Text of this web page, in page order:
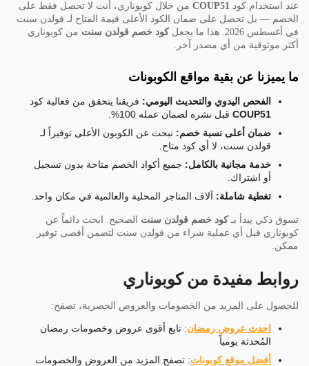
عند استخدام كود COUP51 من خلال كوبوناري، أنت لا تحصل فقط على
الخصم — بل تحصل على ضمان الكود الأعلى قيمة المتاح لـ قولدن سنت
في أغسطس 2026. هذا ما يجعل
كود خصم قولدن سنت من كوبوناري
أكثر موثوقية من أي مصدر آخر.
ما يميزنا عن بقية مواقع الكوبونات
الفحص اليدوي والتحديث اليومي: فريقنا يتحقق من فعالية كود
COUP51 قبل نشره لضمان عمله 100%.
ضمان أعلى نسبة خصم: نبحث عن الكوبون الأعلى توفيراً لـ
قولدن سنت، لا أي كود متاح.
خدمة مجانية بالكامل: جميع أكواد الخصم متاحة بدون تسجيل
أو اشتراك.
تغطية شاملة: آلاف المتاجر المحلية والعالمية في مكان واحد.
تسوق ذكي يبدأ بـ كود خصم قولدن سنت الصحيح. ابحث دائماً عن
كوبوناري قبل أي عملية شراء من قولدن سنت لتضمن أقصى توفير
ممكن.
روابط مفيدة من كوبوناري
للحصول على المزيد من الخصومات والعروض الحصرية، تصفح:
احدث عروض رمضان: تابع أقوى عروض وخصومات رمضان
المُحدثة يومياً
أفضل موقع كوبونات: تصفح المزيد من العروض والخصومات